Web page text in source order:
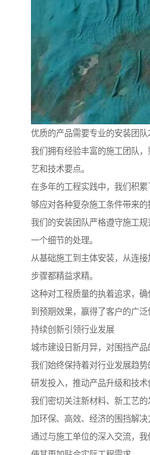
优质的产品需要专业的安装团队
我们拥有经验丰富的施工团队
艺和技术要点。
在多年的工程实践中，我们积
够应对各种复杂施工条件带来的
我们的安装团队严格遵守施工
一个细节的处理。
从基础施工到主体安装，从连
步骤都精益求精。
这种对工程质量的执着追求，
到预期效果，赢得了客户的广泛
持续创新引领行业发展
城市建设日新月异，对围挡产品
我们始终保持着对行业发展趋
研发投入，推动产品升级和技术
我们密切关注新材料、新工艺
加环保、高效、经济的围挡解决
通过与施工单位的深入交流，我